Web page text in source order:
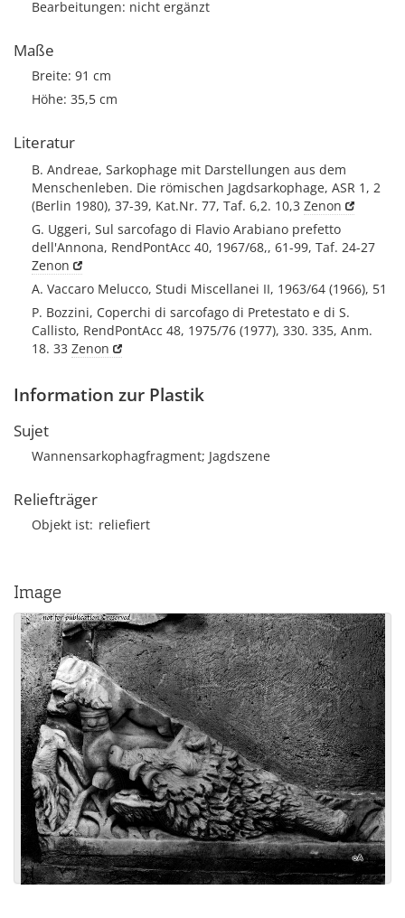
Bearbeitungen: nicht ergänzt
Maße
Breite: 91 cm
Höhe: 35,5 cm
Literatur
B. Andreae, Sarkophage mit Darstellungen aus dem
Menschenleben. Die römischen Jagdsarkophage, ASR 1, 2
(Berlin 1980), 37-39, Kat.Nr. 77, Taf. 6,2. 10,3 Zenon
G. Uggeri, Sul sarcofago di Flavio Arabiano prefetto
dell'Annona, RendPontAcc 40, 1967/68,, 61-99, Taf. 24-27
Zenon
A. Vaccaro Melucco, Studi Miscellanei II, 1963/64 (1966), 51
P. Bozzini, Coperchi di sarcofago di Pretestato e di S.
Callisto, RendPontAcc 48, 1975/76 (1977), 330. 335, Anm.
18. 33 Zenon
Information zur Plastik
Sujet
Wannensarkophagfragment; Jagdszene
Reliefträger
Objekt ist reliefiert
Image